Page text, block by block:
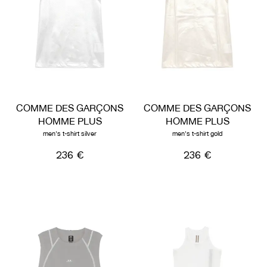
COMME DES GARÇONS
HOMME PLUS
men's t-shirt silver
236 €
COMME DES GARÇONS
HOMME PLUS
men's t-shirt gold
236 €